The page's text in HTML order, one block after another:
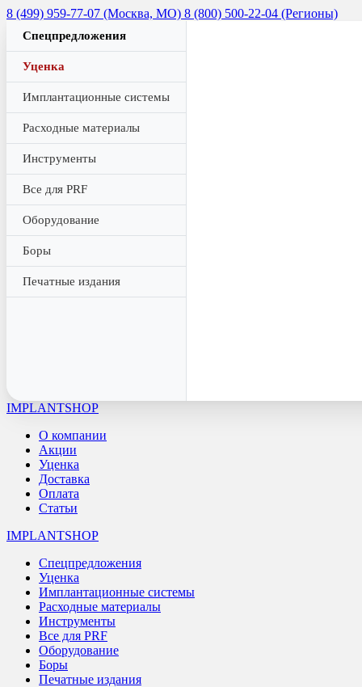
8 (499) 959-77-07 (Москва, МО) 8 (800) 500-22-04 (Регионы)
Спецпредложения
Уценка
Имплантационные системы
Расходные материалы
Инструменты
Все для PRF
Оборудование
Боры
Печатные издания
IMPLANTSHOP
О компании
Акции
Уценка
Доставка
Оплата
Статьи
IMPLANTSHOP
Спецпредложения
Уценка
Имплантационные системы
Расходные материалы
Инструменты
Все для PRF
Оборудование
Боры
Печатные издания